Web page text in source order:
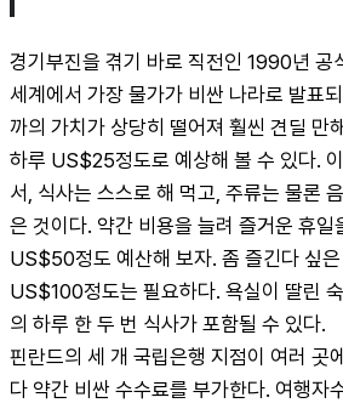
경기부진을 겪기 바로 직전인 1990년 공
세계에서 가장 물가가 비싼 나라로 발표
까의 가치가 상당히 떨어져 훨씬 견딜 만
하루 US$25정도로 예상해 볼 수 있다.
서, 식사는 스스로 해 먹고, 주류는 물론
은 것이다. 약간 비용을 늘려 즐거운 휴일
US$50정도 예산해 보자. 좀 즐긴다 싶
US$100정도는 필요하다. 욕실이 딸린
의 하루 한 두 번 식사가 포함될 수 있다.
핀란드의 세 개 국립은행 지점이 여러 곳
다 약간 비싼 수수료를 부가한다. 여행자